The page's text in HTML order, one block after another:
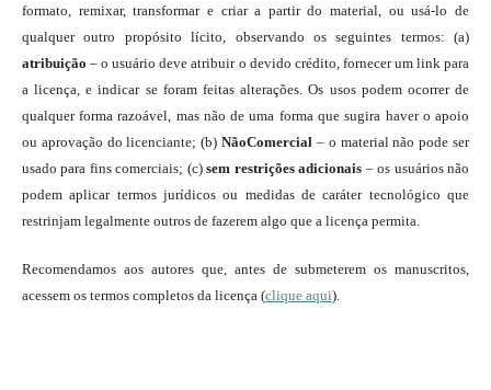
formato, remixar, transformar e criar a partir do material, ou usá-lo de
qualquer outro propósito lícito, observando os seguintes termos: (a)
atribuição – o usuário deve atribuir o devido crédito, fornecer um link para
a licença, e indicar se foram feitas alterações. Os usos podem ocorrer de
qualquer forma razoável, mas não de uma forma que sugira haver o apoio
ou aprovação do licenciante; (b)NãoComercial – o material não pode ser
usado para fins comerciais; (c)sem restrições adicionais – os usuários não
podem aplicar termos jurídicos ou medidas de caráter tecnológico que
restrinjam legalmente outros de fazerem algo que a licença permita.
Recomendamos aos autores que, antes de submeterem os manuscritos,
acessem os termos completos da licença (clique aqui).